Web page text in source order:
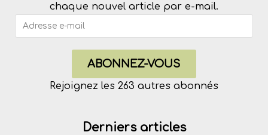
chaque nouvel article par e-mail.
ABONNEZ-VOUS
Rejoignez les 263 autres abonnés
Derniers articles